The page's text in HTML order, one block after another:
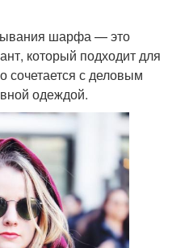
шарфа — это
который подходит для
сочетается с деловым
одеждой.